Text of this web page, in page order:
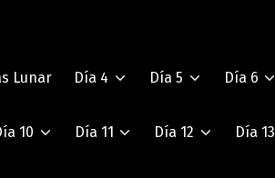
Lunar Día 4 Día 5 Día 6
10 Día 11 Día 12 Día 13